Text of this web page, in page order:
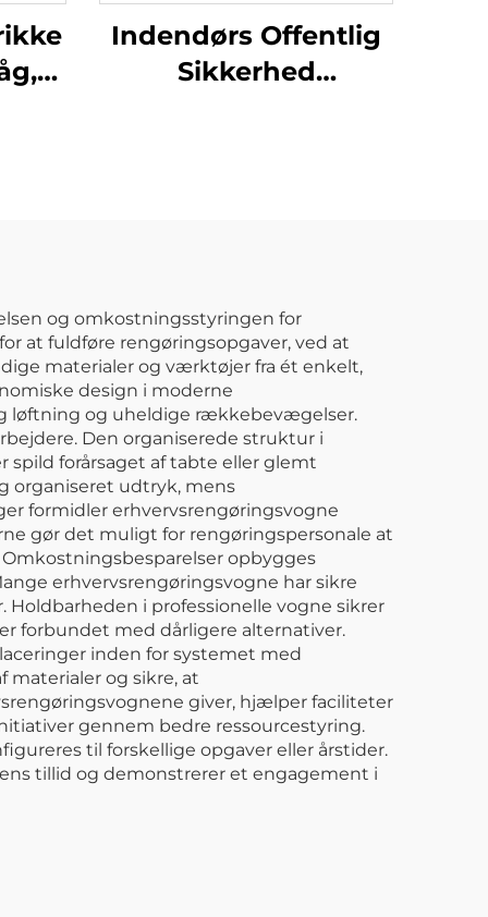
Indendørs Offentlig
Sikkerhed
Gulv Skilt
og omkostningsstyringen for
at fuldføre rengøringsopgaver, ved at
materialer og værktøjer fra ét enkelt,
design i moderne
løftning og uheldige rækkebevægelser.
Den organiserede struktur i
forårsaget af tabte eller glemt
organiseret udtryk, mens
formidler erhvervsrengøringsvogne
gør det muligt for rengøringspersonale at
opbygges
erhvervsrengøringsvogne har sikre
i professionelle vogne sikrer
forbundet med dårligere alternativer.
inden for systemet med
og sikre, at
giver, hjælper faciliteter
gennem bedre ressourcestyring.
til forskellige opgaver eller årstider.
tillid og demonstrerer et engagement i